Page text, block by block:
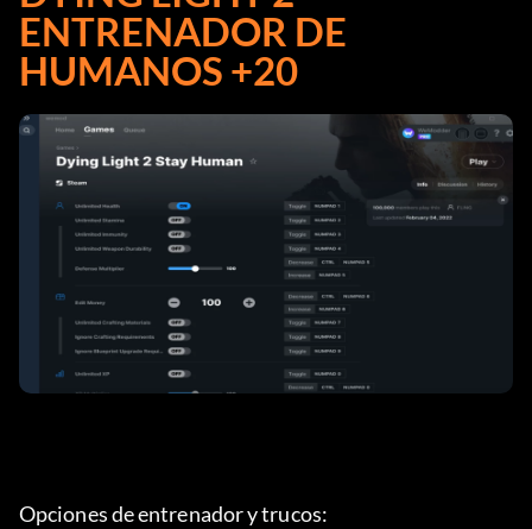
ENTRENADOR DE
HUMANOS +20
Opciones de entrenador y trucos: